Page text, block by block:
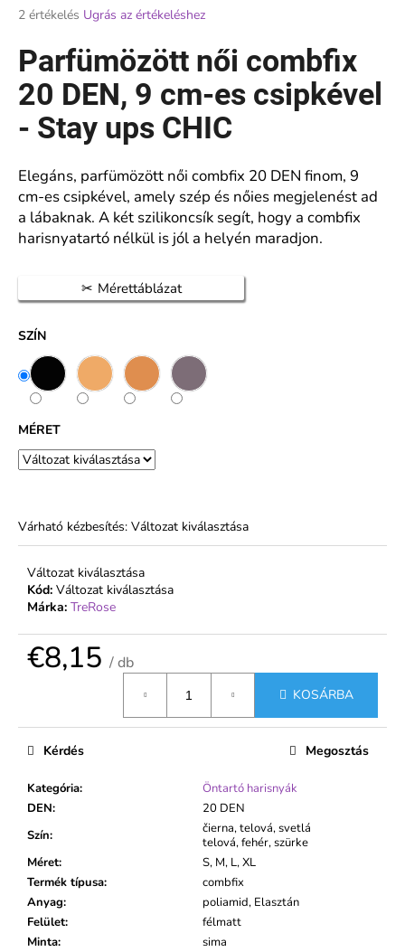
A
átlagos
értékelése
5-
ből
csillag.
2 értékelés Ugrás az értékeléshez
Parfümözött női combfix
20 DEN, 9 cm-es csipkével
- Stay ups CHIC
Elegáns, parfümözött női combfix 20 DEN finom, 9
cm-es csipkével, amely szép és nőies megjelenést ad
a lábaknak. A két szilikoncsík segít, hogy a combfix
harisnyatartó nélkül is jól a helyén maradjon.
Mérettáblázat
SZÍN
MÉRET
Várható kézbesítés: Változat kiválasztása
Változat kiválasztása
Kód: Változat kiválasztása
Márka: TreRose
€8,15 / db
KOSÁRBA
Kategória:
Öntartó harisnyák
DEN:
20 DEN
Szín:
čierna, telová, svetlá
telová, fehér, szürke
Méret:
S, M, L, XL
Termék típusa:
combfix
Anyag:
poliamid, Elasztán
Felület:
félmatt
Minta:
sima
Kérdés Megosztás
A
j
á
l
u
k
FÉRFI
PUHA
AURA
VIA
BAMBOO
727
€2,99